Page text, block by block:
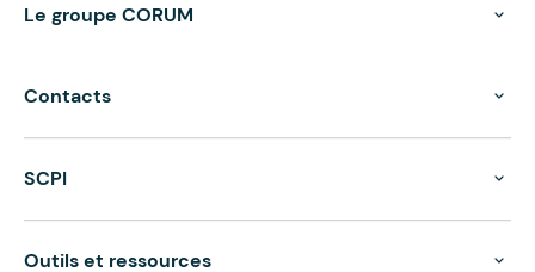
Le groupe CORUM
Contacts
SCPI
Outils et ressources